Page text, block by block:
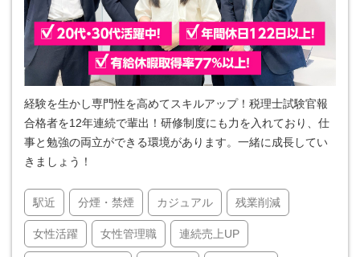
経験を生かし専門性を高めてスキルアップ！税理士試験官報
合格者を12年連続で輩出！研修制度にも力を入れており、仕
事と勉強の両立ができる環境があります。一緒に成長してい
きましょう！
駅近 分煙・禁煙 カジュアル 残業削減
女性活躍 女性管理職 連続売上UP